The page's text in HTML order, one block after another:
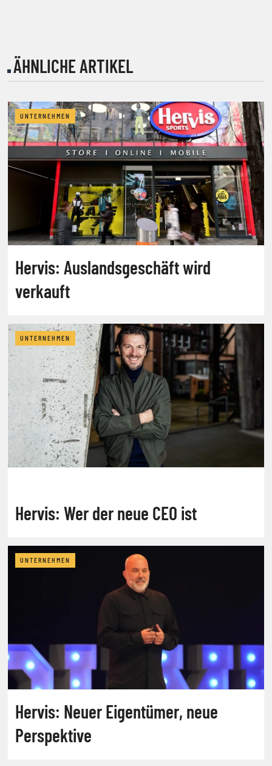
ÄHNLICHE ARTIKEL
UNTERNEHMEN
Hervis: Auslandsgeschäft wird
verkauft
UNTERNEHMEN
Hervis: Wer der neue CEO ist
UNTERNEHMEN
Hervis: Neuer Eigentümer, neue
Perspektive